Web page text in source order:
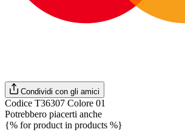
Condividi con gli amici
Codice T36307 Colore 01
Potrebbero piacerti anche
{% for product in products %}